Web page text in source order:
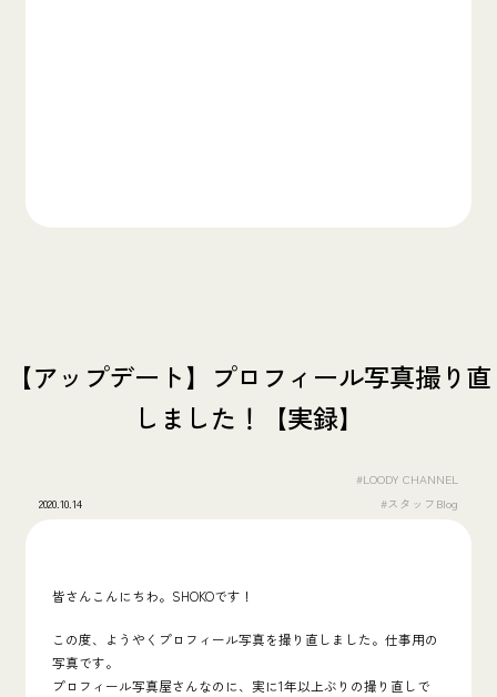
【アップデート】プロフィール写真撮り直
しました！【実録】
2020.10.14
#LOODY CHANNEL
#スタッフBlog
皆さんこんにちわ。SHOKOです！
この度、ようやくプロフィール写真を撮り直しました。仕事用の
写真です。
プロフィール写真屋さんなのに、実に1年以上ぶりの撮り直しで